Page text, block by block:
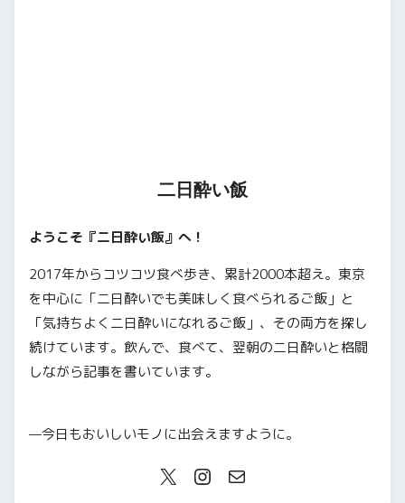
二日酔い飯
ようこそ『二日酔い飯』へ！
2017年からコツコツ食べ歩き、累計2000本超え。東京
を中心に「二日酔いでも美味しく食べられるご飯」と
「気持ちよく二日酔いになれるご飯」、その両方を探し
続けています。飲んで、食べて、翌朝の二日酔いと格闘
しながら記事を書いています。
—今日もおいしいモノに出会えますように。